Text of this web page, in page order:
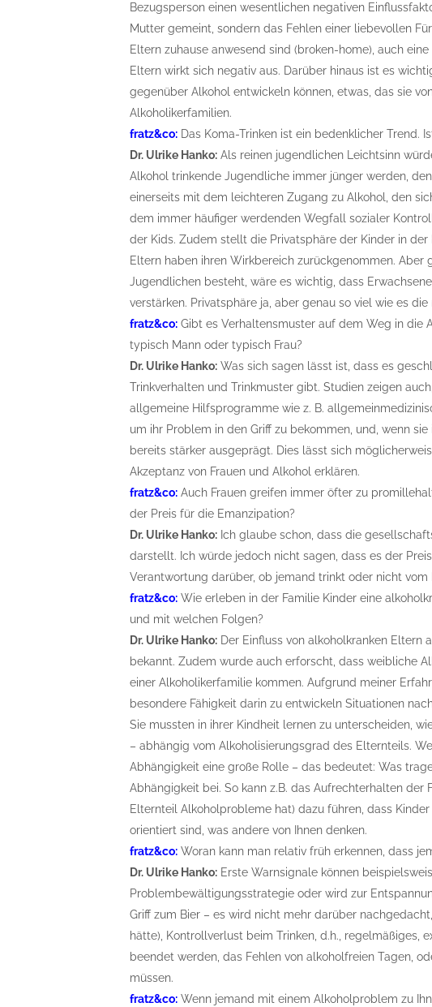
Bezugsperson einen wesentlichen negativen
Mutter gemeint, sondern das Fehlen einer liebevollen
Eltern zuhause anwesend sind (broken-home), auch
Eltern wirkt sich negativ aus. Darüber hinaus ist es
gegenüber Alkohol entwickeln können, etwas, das sie
Alkoholikerfamilien.
fratz&co: Das Koma-Trinken ist ein bedenklicher Trend.
Dr. Ulrike Hanko: Als reinen jugendlichen Leichtsinn
Alkohol trinkende Jugendliche immer jünger werden,
einerseits mit dem leichteren Zugang zu Alkohol, den
dem immer häufiger werdenden Wegfall sozialer
der Kids. Zudem stellt die Privatsphäre der Kinder in
Eltern haben ihren Wirkbereich zurückgenommen.
Jugendlichen besteht, wäre es wichtig, dass
verstärken. Privatsphäre ja, aber genau so viel wie es
fratz&co: Gibt es Verhaltensmuster auf dem Weg in die
typisch Mann oder typisch Frau?
Dr. Ulrike Hanko: Was sich sagen lässt ist, dass es
Trinkverhalten und Trinkmuster gibt. Studien zeigen
allgemeine Hilfsprogramme wie z. B.
um ihr Problem in den Griff zu bekommen, und, wenn
bereits stärker ausgeprägt. Dies lässt sich
Akzeptanz von Frauen und Alkohol erklären.
fratz&co: Auch Frauen greifen immer öfter zu
der Preis für die Emanzipation?
Dr. Ulrike Hanko: Ich glaube schon, dass die
darstellt. Ich würde jedoch nicht sagen, dass es der
Verantwortung darüber, ob jemand trinkt oder nicht
fratz&co: Wie erleben in der Familie Kinder eine
und mit welchen Folgen?
Dr. Ulrike Hanko: Der Einfluss von alkoholkranken Eltern
bekannt. Zudem wurde auch erforscht, dass weibliche
einer Alkoholikerfamilie kommen. Aufgrund meiner
besondere Fähigkeit darin zu entwickeln Situationen
Sie mussten in ihrer Kindheit lernen zu unterscheiden,
– abhängig vom Alkoholisierungsgrad des Elternteils.
Abhängigkeit eine große Rolle – das bedeutet: Was
Abhängigkeit bei. So kann z.B. das Aufrechterhalten der
Elternteil Alkoholprobleme hat) dazu führen, dass
orientiert sind, was andere von Ihnen denken.
fratz&co: Woran kann man relativ früh erkennen, dass
Dr. Ulrike Hanko: Erste Warnsignale können
Problembewältigungsstrategie oder wird zur
Griff zum Bier – es wird nicht mehr darüber
hätte), Kontrollverlust beim Trinken, d.h., regelmäßiges,
beendet werden, das Fehlen von alkoholfreien Tagen,
müssen.
fratz&co: Wenn jemand mit einem Alkoholproblem zu